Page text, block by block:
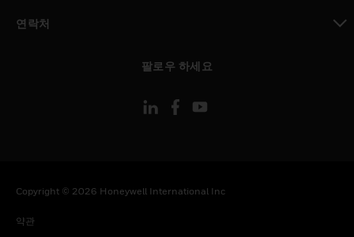
연락처
팔로우 하세요
Copyright © 2026 Honeywell International Inc
약관